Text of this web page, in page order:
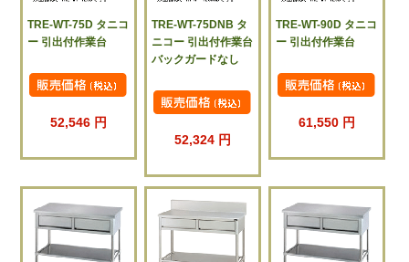
TRE-WT-75D タニコ
ー 引出付作業台
52,546 円
TRE-WT-75DNB タ
ニコー 引出付作業台
バックガードなし
52,324 円
TRE-WT-90D タニコ
ー 引出付作業台
61,550 円